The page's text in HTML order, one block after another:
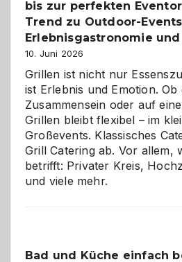
bis zur perfekten
Trend zu Outdoor-
Erlebnisgastronomie
10. Juni 2026
Grillen ist nicht nur
ist Erlebnis und Emotion. Ob
Zusammensein oder auf
Grillen bleibt flexibel – im
Großevents. Klassisches
Grill Catering ab. Vor allem,
betrifft: Privater Kreis,
und viele mehr.
Bad und Küche einfach